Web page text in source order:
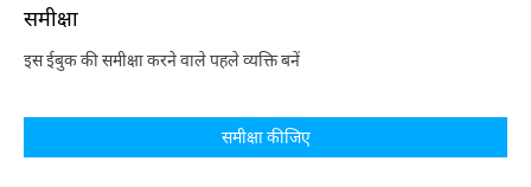
समीक्षा
इस ईबुक की समीक्षा करने वाले पहले व्यक्ति बनें
समीक्षा कीजिए